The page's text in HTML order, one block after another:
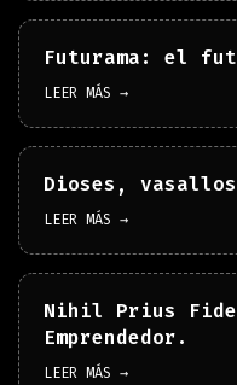
Futurama: el
LEER MÁS →
Dioses,
LEER MÁS →
Nihil Prius Fide
Emprendedor.
LEER MÁS →